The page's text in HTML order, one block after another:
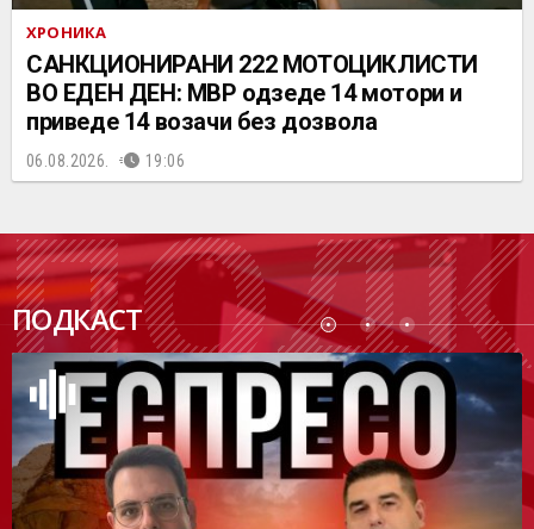
ХРОНИКА
САНКЦИОНИРАНИ 222 МОТОЦИКЛИСТИ
ВО ЕДЕН ДЕН: МВР одзеде 14 мотори и
приведе 14 возачи без дозвола
06.08.2026. 19:06
ПОДКАСТ
ПОДК
АСТ